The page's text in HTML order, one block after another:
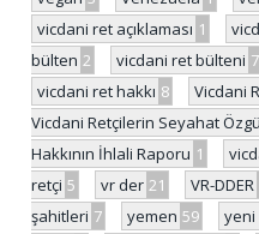
vicdani ret açıklaması 1
bülten 2 vicdani ret bülteni 7
vicdani ret hakkı 8
Vicdani
Vicdani Retçilerin Seyahat
Hakkının İhlali Raporu 1
retçi 5 vr der 21 VR-DDER
şahitleri 7 yemen 59 yeni